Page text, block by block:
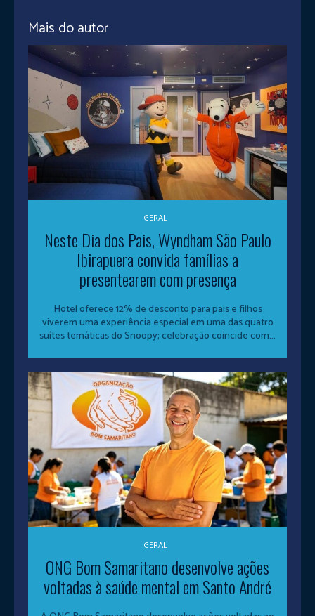
Mais do autor
GERAL
Neste Dia dos Pais, Wyndham São Paulo
Ibirapuera convida famílias a
presentearem com presença
Hotel oferece 12% de desconto para pais e filhos
viverem uma experiência especial em uma das quatro
suítes temáticas do Snoopy; celebração coincide com...
GERAL
ONG Bom Samaritano desenvolve ações
voltadas à saúde mental em Santo André